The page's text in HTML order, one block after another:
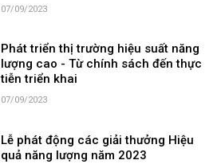
07/09/2023
Phát triển thị trường hiệu suất năng
lượng cao - Từ chính sách đến thực
tiễn triển khai
07/09/2023
Lễ phát động các giải thưởng Hiệu
quả năng lượng năm 2023